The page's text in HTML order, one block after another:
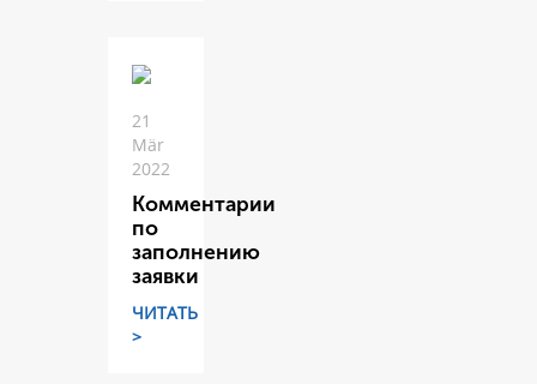
21
Mär
2022
Комментарии
по
заполнению
заявки
ЧИТАТЬ
>